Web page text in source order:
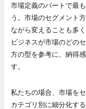
市場定義のパートで最
う。市場のセグメント
ながら変えることも多
ビジネスが市場のどの
方の型を参考に、納得
す。
私たちの場合、市場を
カテゴリ別に細分化す